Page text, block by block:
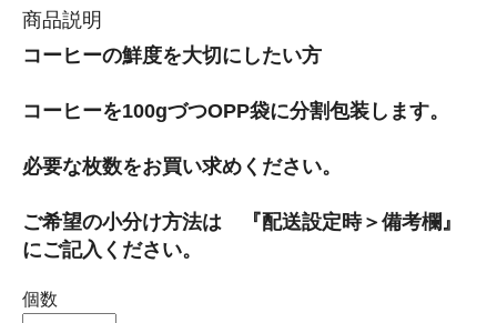
商品説明
コーヒーの鮮度を大切にしたい方
コーヒーを100gづつOPP袋に分割包装します。
必要な枚数をお買い求めください。
ご希望の小分け方法は 『配送設定時＞備考欄』
にご記入ください。
個数